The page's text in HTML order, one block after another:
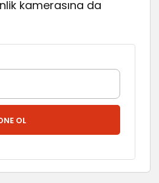
kamerasına da
OL